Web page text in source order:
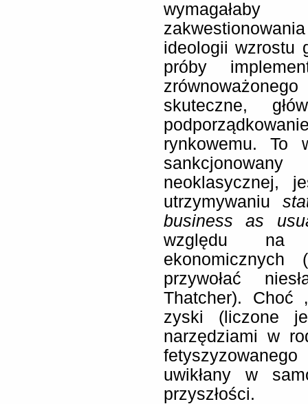
ideologii wzrostu
próby
skuteczne,
rynkowemu. To
neoklasycznej,
utrzymywaniu
business as
względu na
ekonomicznych (
przywołać
Thatcher). Choć
zyski (liczone
narzędziami w
uwikłany w
przyszłości.